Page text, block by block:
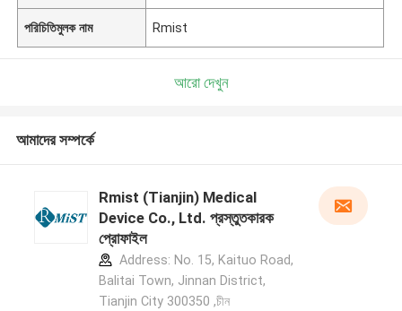
পরিচিতিমুলক নাম Rmist
আরো দেখুন
আমাদের সম্পর্কে
Rmist (Tianjin) Medical
Device Co., Ltd. প্রস্তুতকারক
প্রোফাইল
Address: No. 15, Kaituo Road,
Balitai Town, Jinnan District,
Tianjin City 300350 ,চীন